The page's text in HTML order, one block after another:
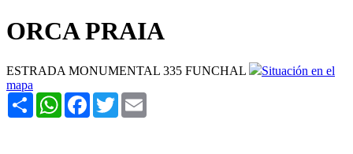
ORCA PRAIA
ESTRADA MONUMENTAL 335 FUNCHAL
Situación en el
mapa
Share WhatsAppFacebook
Twitter